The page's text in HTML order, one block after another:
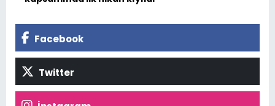
Facebook
Twitter